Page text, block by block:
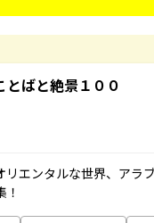
ばと絶景１００
エンタルな世界、アラ